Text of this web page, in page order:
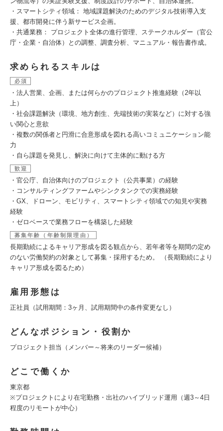
・スマートシティ領域： 地域課題解決のためのデジタル技術導入支
援、都市開発に伴う新サービス企画。
・共通業務： プロジェクト全体の進行管理、ステークホルダー（官公
庁・企業・自治体）との調整、調査分析、マニュアル・報告書作成。
求められるスキルは
必須
・法人営業、企画、または何らかのプロジェクト推進経験（2年以
上）
・社会課題解決（環境、地方創生、先端技術の実装など）に対する強
い関心と意欲
・複数の関係者と円滑に合意形成を図れる高いコミュニケーション能
力
・自ら課題を発見し、解決に向けて主体的に動ける方
歓迎
・官公庁、自治体向けのプロジェクト（公共事業）の経験
・コンサルティングファームやシンクタンクでの実務経験
・GX、ドローン、モビリティ、スマートシティ領域での知見や実務
経験
・ゼロベースで業務フローを構築した経験
募集年齢（年齢制限理由）
長期勤続によるキャリア形成を図る観点から、若年者等を期間の定め
のない労働契約の対象として募集・採用するため。 （長期勤続により
キャリア形成を図るため）
雇用形態は
正社員（試用期間：3ヶ月、試用期間中の条件変更なし）
どんなポジション・役割か
プロジェクト担当（メンバー～将来のリーダー候補）
どこで働くか
東京都
※プロジェクトにより在宅勤務・出社のハイブリッド運用（週3～4日
程度のリモートが中心）